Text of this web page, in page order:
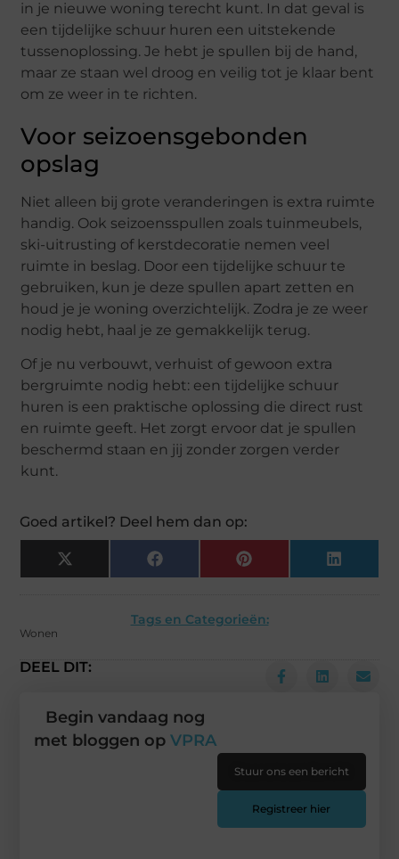
in je nieuwe woning terecht kunt. In dat geval is
een tijdelijke schuur huren een uitstekende
tussenoplossing. Je hebt je spullen bij de hand,
maar ze staan wel droog en veilig tot je klaar bent
om ze weer in te richten.
Voor seizoensgebonden
opslag
Niet alleen bij grote veranderingen is extra ruimte
handig. Ook seizoensspullen zoals tuinmeubels,
ski-uitrusting of kerstdecoratie nemen veel
ruimte in beslag. Door een tijdelijke schuur te
gebruiken, kun je deze spullen apart zetten en
houd je je woning overzichtelijk. Zodra je ze weer
nodig hebt, haal je ze gemakkelijk terug.
Of je nu verbouwt, verhuist of gewoon extra
bergruimte nodig hebt: een tijdelijke schuur
huren is een praktische oplossing die direct rust
en ruimte geeft. Het zorgt ervoor dat je spullen
beschermd staan en jij zonder zorgen verder
kunt.
Goed artikel? Deel hem dan op:
X
(Twitter)
Facebook Pinterest LinkedIn
Tags en Categorieën:
Wonen
DEEL DIT:
Begin vandaag nog
met bloggen opVPRA
Stuur ons een bericht
Registreer hier